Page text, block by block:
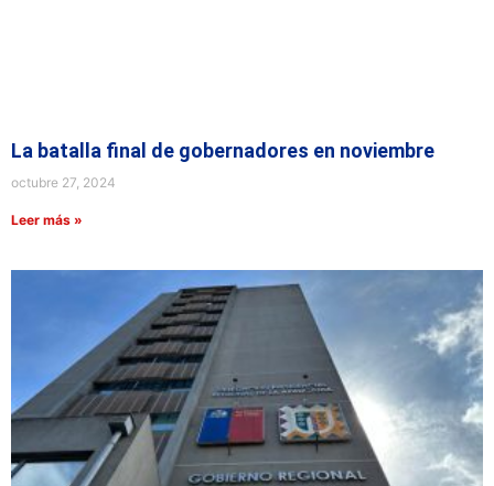
La batalla final de gobernadores en noviembre
octubre 27, 2024
Leer más »